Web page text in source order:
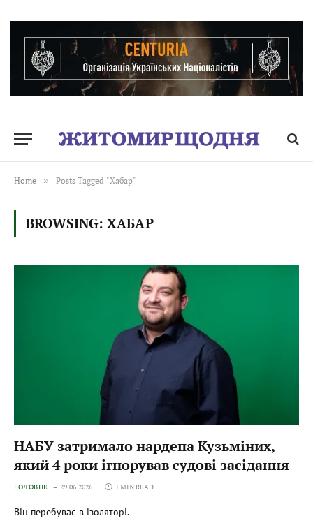
Home » Posts Tagged "Хабар"
BROWSING: ХАБАР
НАБУ затримало нардепа Кузьміних,
який 4 роки ігнорував судові засідання
ГОЛОВНЕ 29.06.2026 1 MIN READ
Він перебуває в ізоляторі.